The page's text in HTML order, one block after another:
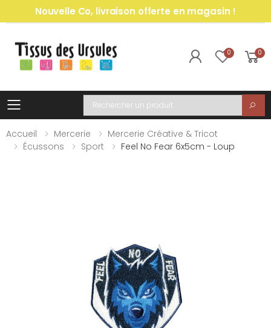
Nouvelle Co, livraison offerte en magasin !
0 0
Toggle mobile menu
Recherche
Accueil
Mercerie
Mercerie Créative & Tricot
Écussons
Sport Feel No Fear 6x5cm - Loup